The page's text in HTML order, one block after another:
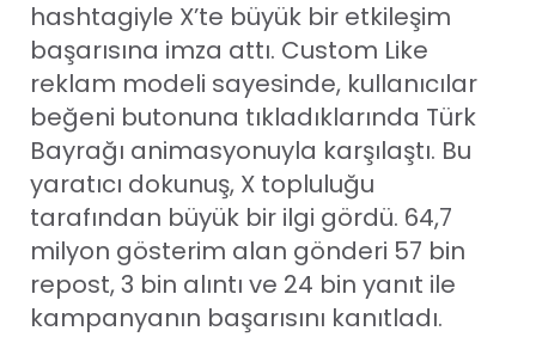
hashtagiyle X’te büyük bir etkileşim
başarısına imza attı. Custom Like
reklam modeli sayesinde, kullanıcılar
beğeni butonuna tıkladıklarında Türk
Bayrağı animasyonuyla karşılaştı. Bu
yaratıcı dokunuş, X topluluğu
tarafından büyük bir ilgi gördü. 64,7
milyon gösterim alan gönderi 57 bin
repost, 3 bin alıntı ve 24 bin yanıt ile
kampanyanın başarısını kanıtladı.